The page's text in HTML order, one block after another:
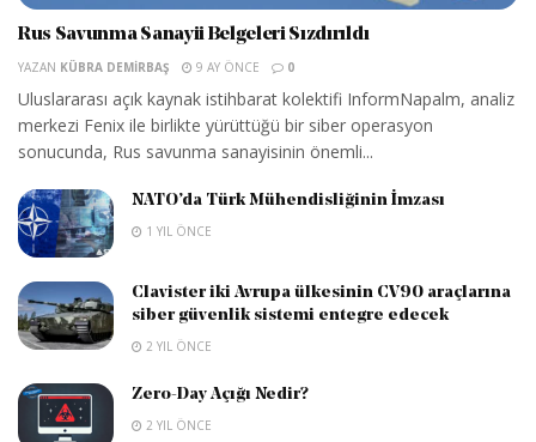
Rus Savunma Sanayii Belgeleri Sızdırıldı
YAZAN KÜBRA DEMIRBAŞ 9 AY ÖNCE 0
Uluslararası açık kaynak istihbarat kolektifi InformNapalm, analiz
merkezi Fenix ile birlikte yürüttüğü bir siber operasyon
sonucunda, Rus savunma sanayisinin önemli...
NATO’da Türk Mühendisliğinin İmzası
1 YIL ÖNCE
Clavister iki Avrupa ülkesinin CV90 araçlarına
siber güvenlik sistemi entegre edecek
2 YIL ÖNCE
Zero-Day Açığı Nedir?
2 YIL ÖNCE